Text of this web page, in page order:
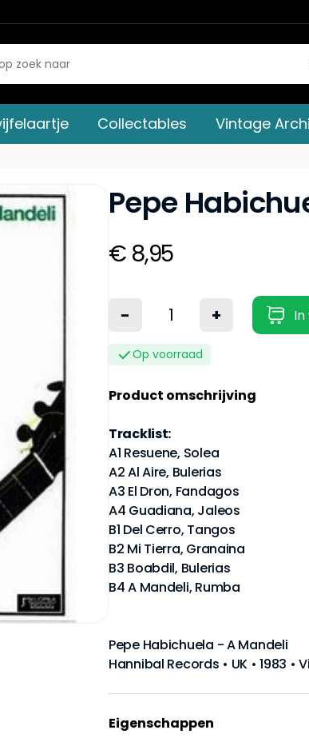
Collectables Vintage
Pepe
€ 8,95
- +
Op voorraad
Product omschrijving
Tracklist:
A1 Resuene, Solea
A2 Al Aire, Bulerias
A3 El Dron, Fandagos
A4 Guadiana, Jaleos
B1 Del Cerro, Tangos
B2 Mi Tierra, Granaina
B3 Boabdil, Bulerias
B4 A Mandeli, Rumba
Pepe Habichuela - A Mandeli
Hannibal Records • UK • 1983 •
Eigenschappen